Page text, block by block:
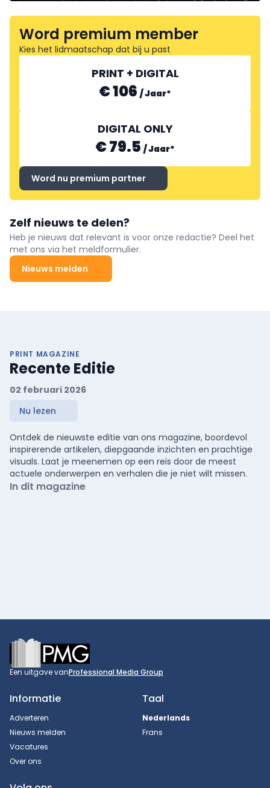
Word premium member
Kies het lidmaatschap dat bij u past
PRINT + DIGITAL
€ 106 /Jaar*
DIGITAL ONLY
€ 79.5 /Jaar*
Word nu premium partner
Zelf nieuws te delen?
Heb je nieuws dat relevant is voor onze redactie? Deel het
met ons via het meldformulier.
Nieuws melden
PRINT MAGAZINE
Recente Editie
02 februari 2026
Nu lezen
Ontdek de nieuwste editie van ons magazine, boordevol
inspirerende artikelen, diepgaande inzichten en prachtige
visuals. Laat je meenemen op een reis door de meest
actuele onderwerpen en verhalen die je niet wilt missen.
In dit magazine
Footer
Een uitgave vanProfessional Media Group
Informatie
Adverteren
Nieuws melden
Vacatures
Over ons
Taal
Nederlands
Frans